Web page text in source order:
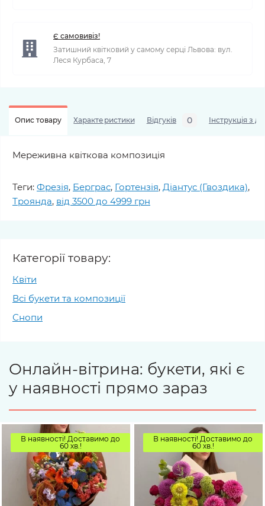
Є самовивіз!
Затишний квітковий у самому серці Львова: вул.
Леся Курбаса, 7
Опис товару Характеристики Відгуків 0 Інструкція з
Мереживна квіткова композиція
Теги: Фрезія, Берграс, Гортензія, Діантус (Гвоздика),
Троянда, від 3500 до 4999 грн
Категорії товару:
Квіти
Всі букети та композиції
Снопи
Онлайн-вітрина: букети, які є
у наявності прямо зараз
В наявності! Доставимо до
60 хв.!
В наявності! Доставимо до
60 хв.!